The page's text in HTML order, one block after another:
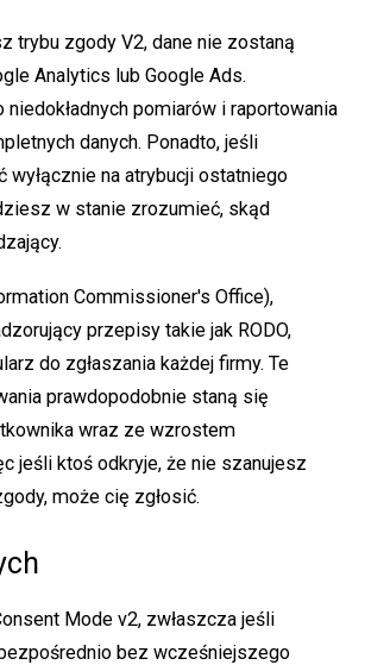
trybu zgody V2, dane nie zostaną
Analytics lub Google Ads.
pomiarów i raportowania
danych. Ponadto, jeśli
na atrybucji ostatniego
w stanie zrozumieć, skąd
Commissioner's Office),
przepisy takie jak RODO,
do zgłaszania każdej firmy. Te
prawdopodobnie staną się
wraz ze wzrostem
jeśli ktoś odkryje, że nie szanujesz
może cię zgłosić.
Mode v2, zwłaszcza jeśli
bez wcześniejszego